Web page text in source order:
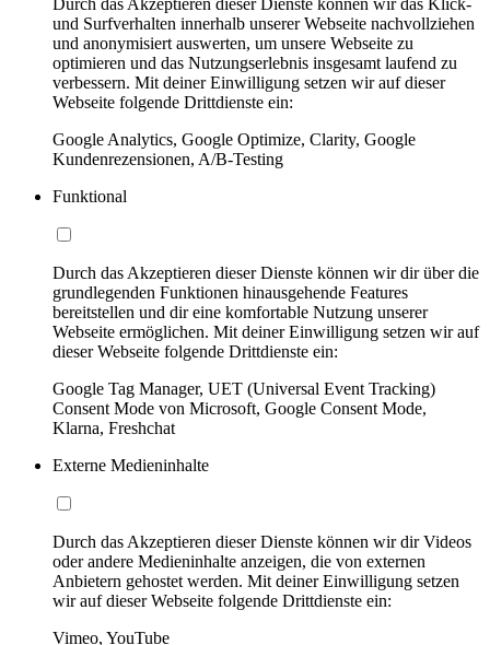
und Surfverhalten innerhalb unserer Webseite nachvollziehen
und anonymisiert auswerten, um unsere Webseite zu
optimieren und das Nutzungserlebnis insgesamt laufend zu
verbessern. Mit deiner Einwilligung setzen wir auf dieser
Webseite folgende Drittdienste ein:
Google Analytics, Google Optimize, Clarity, Google
Kundenrezensionen, A/B-Testing
Funktional
Durch das Akzeptieren dieser Dienste können wir dir über die
grundlegenden Funktionen hinausgehende Features
bereitstellen und dir eine komfortable Nutzung unserer
Webseite ermöglichen. Mit deiner Einwilligung setzen wir auf
dieser Webseite folgende Drittdienste ein:
Google Tag Manager, UET (Universal Event Tracking)
Consent Mode von Microsoft, Google Consent Mode,
Klarna, Freshchat
Externe Medieninhalte
Durch das Akzeptieren dieser Dienste können wir dir Videos
oder andere Medieninhalte anzeigen, die von externen
Anbietern gehostet werden. Mit deiner Einwilligung setzen
wir auf dieser Webseite folgende Drittdienste ein:
Vimeo, YouTube